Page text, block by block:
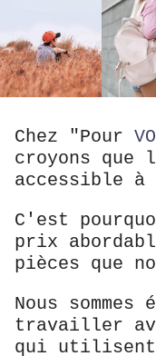
Chez "Pour
croyons que
accessible à
C'est
prix
pièces que
Nous
travailler
qui utilisent